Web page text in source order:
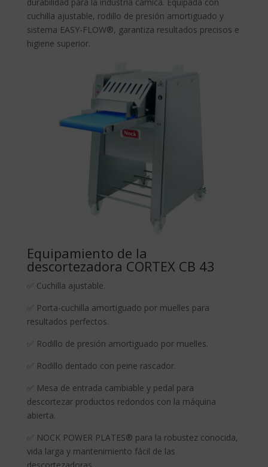
durabilidad para la industria cárnica. Equipada con
cuchilla ajustable, rodillo de presión amortiguado y
sistema EASY-FLOW®, garantiza resultados precisos e
higiene superior.
Equipamiento de la
descortezadora CORTEX CB 43
✅ Cuchilla ajustable.
✅ Porta-cuchilla amortiguado por muelles para
resultados perfectos.
✅ Rodillo de presión amortiguado por muelles.
✅ Rodillo dentado con peine rascador.
✅ Mesa de entrada cambiable y pedal para
descortezar productos redondos con la máquina
abierta.
✅ NOCK POWER PLATES® para la robustez conocida,
vida larga y mantenimiento fácil de las